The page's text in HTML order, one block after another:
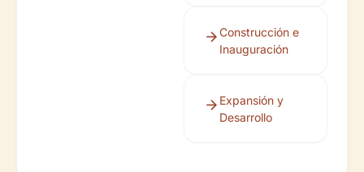
Construcción e
Inauguración
Expansión y
Desarrollo